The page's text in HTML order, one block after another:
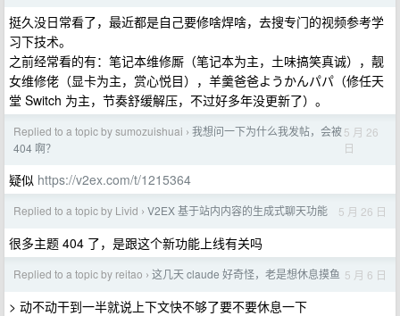
挺久没日常看了，最近都是自己要修啥焊啥，去搜专门的视频参考学
习下技术。
之前经常看的有：笔记本维修厮（笔记本为主，土味搞笑真诚），靓
女维修佬（显卡为主，赏心悦目），羊羹爸爸ようかんパパ（修任天
堂 Switch 为主，节奏舒缓解压，不过好多年没更新了）。
Replied to a topic by sumozuishuai › 我想问一下为什么我发帖，会被
404 啊？
5 月 26
日
疑似 https://v2ex.com/t/1215364
Replied to a topic by Livid › V2EX 基于站内内容的生成式聊天功能 5 月 26 日
很多主题 404 了，是跟这个新功能上线有关吗
Replied to a topic by reitao › 这几天 claude 好奇怪，老是想休息摸鱼 5 月 6 日
> 动不动干到一半就说上下文快不够了要不要休息一下